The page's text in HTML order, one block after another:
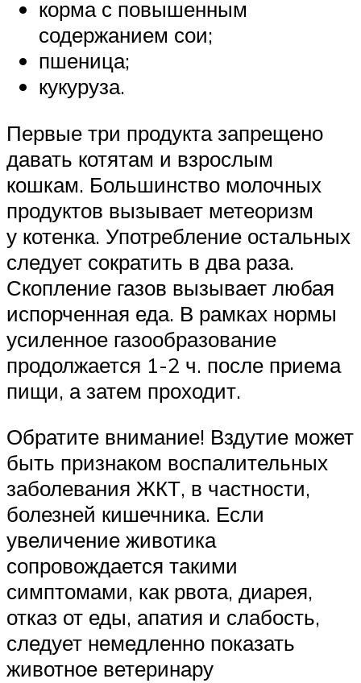
корма с повышенным
содержанием сои;
пшеница;
кукуруза.
Первые три продукта запрещено
давать котятам и взрослым
кошкам. Большинство молочных
продуктов вызывает метеоризм
у котенка. Употребление остальных
следует сократить в два раза.
Скопление газов вызывает любая
испорченная еда. В рамках нормы
усиленное газообразование
продолжается 1-2 ч. после приема
пищи, а затем проходит.
Обратите внимание! Вздутие может
быть признаком воспалительных
заболевания ЖКТ, в частности,
болезней кишечника. Если
увеличение животика
сопровождается такими
симптомами, как рвота, диарея,
отказ от еды, апатия и слабость,
следует немедленно показать
животное ветеринару